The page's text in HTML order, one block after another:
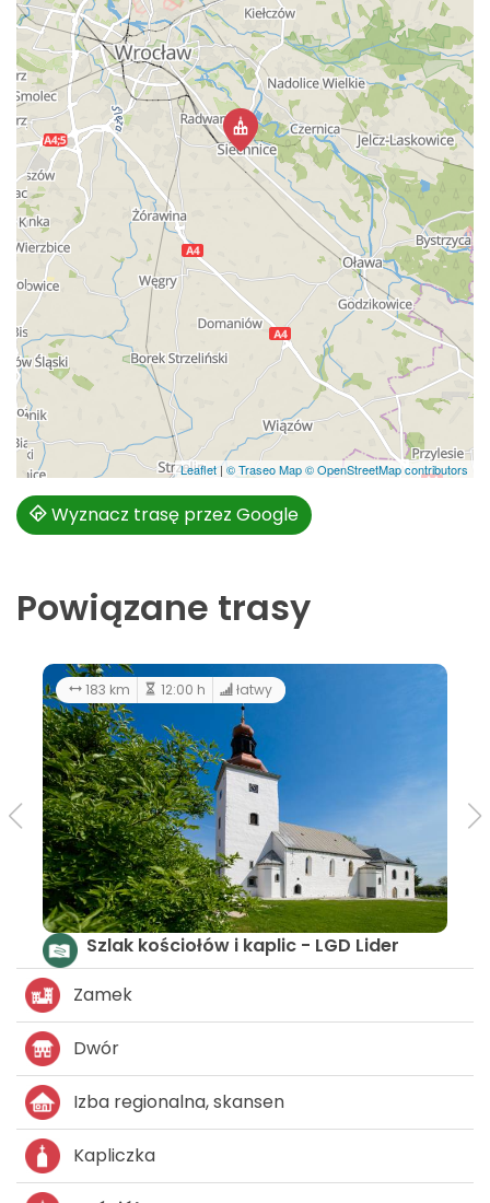
Leaflet|© Traseo Map© OpenStreetMap contributors
Wyznacz trasę przez Google
Powiązane trasy
183 km 12:00 h łatwy
Szlak kościołów i kaplic - LGD Lider
Zamek
Dwór
Izba regionalna, skansen
Kapliczka